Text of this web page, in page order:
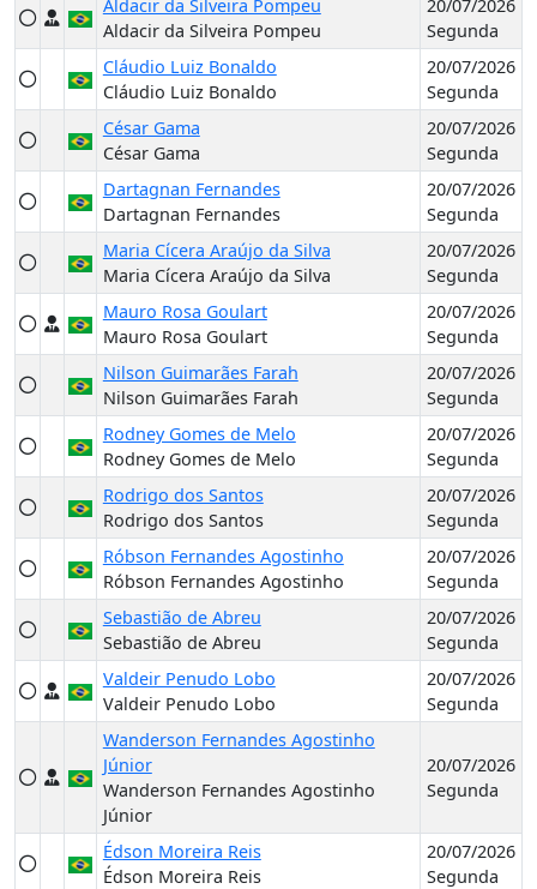
Aldacir da Silveira Pompeu
Aldacir da Silveira Pompeu
20/07/2026
Segunda
Cláudio Luiz Bonaldo
Cláudio Luiz Bonaldo
20/07/2026
Segunda
César Gama
César Gama
20/07/2026
Segunda
Dartagnan Fernandes
Dartagnan Fernandes
20/07/2026
Segunda
Maria Cícera Araújo da Silva
Maria Cícera Araújo da Silva
20/07/2026
Segunda
Mauro Rosa Goulart
Mauro Rosa Goulart
20/07/2026
Segunda
Nilson Guimarães Farah
Nilson Guimarães Farah
20/07/2026
Segunda
Rodney Gomes de Melo
Rodney Gomes de Melo
20/07/2026
Segunda
Rodrigo dos Santos
Rodrigo dos Santos
20/07/2026
Segunda
Róbson Fernandes Agostinho
Róbson Fernandes Agostinho
20/07/2026
Segunda
Sebastião de Abreu
Sebastião de Abreu
20/07/2026
Segunda
Valdeir Penudo Lobo
Valdeir Penudo Lobo
20/07/2026
Segunda
Wanderson Fernandes Agostinho
Júnior
Wanderson Fernandes Agostinho
Júnior
20/07/2026
Segunda
Édson Moreira Reis
Édson Moreira Reis
20/07/2026
Segunda